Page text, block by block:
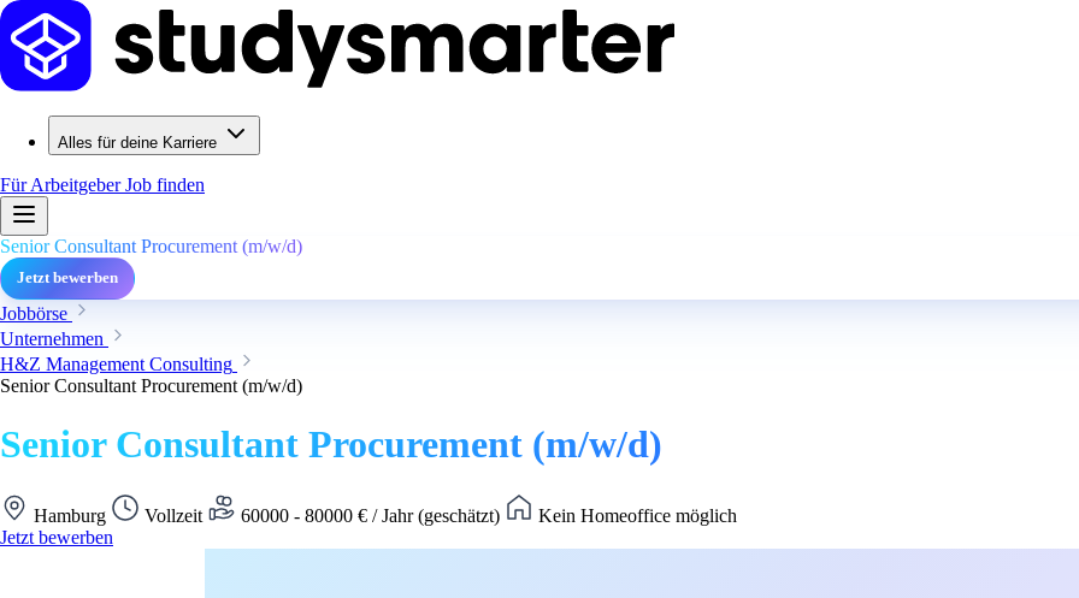
Alles für deine Karriere
Für ArbeitgeberJob finden
Senior Consultant Procurement (m/w/d)
Jetzt bewerben
Jobbörse
Unternehmen
H&Z Management Consulting
Senior Consultant Procurement (m/w/d)
Senior Consultant Procurement (m/w/d)
Hamburg Vollzeit 60000 - 80000 € / Jahr (geschätzt)
Kein Homeoffice möglich
Jetzt bewerben